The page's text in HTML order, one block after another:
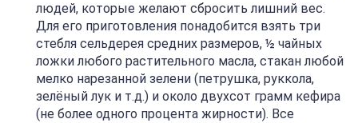
людей, которые желают сбросить лишний вес.
Для его приготовления понадобится взять три
стебля сельдерея средних размеров, ½ чайных
ложки любого растительного масла, стакан любой
мелко нарезанной зелени (петрушка, руккола,
зелёный лук и т.д.) и около двухсот грамм кефира
(не более одного процента жирности). Все